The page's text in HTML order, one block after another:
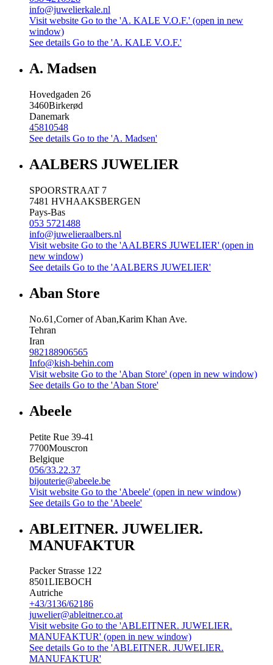
info@juwelierkale.nl
Visit website Go to the 'A. KALE V.O.F.' (open in new
window)
See details Go to the 'A. KALE V.O.F.'
A. Madsen
Hovedgaden 26
3460Birkerød
Danemark
45810548
See details Go to the 'A. Madsen'
AALBERS JUWELIER
SPOORSTRAAT 7
7481 HVHAAKSBERGEN
Pays-Bas
053 5721488
info@juwelieraalbers.nl
Visit website Go to the 'AALBERS JUWELIER' (open in
new window)
See details Go to the 'AALBERS JUWELIER'
Aban Store
No.61,Corner of Aban,Karim Khan Ave.
Tehran
Iran
982188906565
Info@kish-behin.com
Visit website Go to the 'Aban Store' (open in new window)
See details Go to the 'Aban Store'
Abeele
Petite Rue 39-41
7700Mouscron
Belgique
056/33.22.37
bijouterie@abeele.be
Visit website Go to the 'Abeele' (open in new window)
See details Go to the 'Abeele'
ABLEITNER. JUWELIER.
MANUFAKTUR
Packer Strasse 122
8501LIEBOCH
Autriche
+43/3136/62186
juwelier@ableitner.co.at
Visit website Go to the 'ABLEITNER. JUWELIER.
MANUFAKTUR' (open in new window)
See details Go to the 'ABLEITNER. JUWELIER.
MANUFAKTUR'